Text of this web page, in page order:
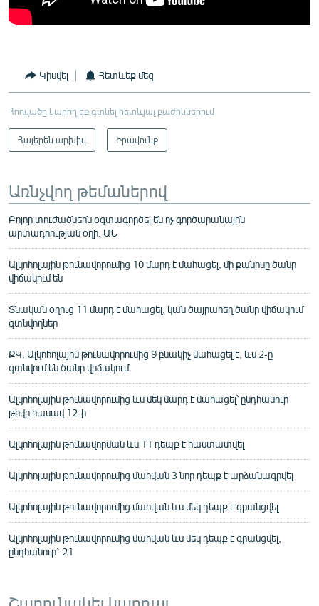
Կիսվել Հետևեք մեզ
Հոդվածը կարող եք գտնել հետևյալ բաժիններում
Հայերեն արխիվ Իրավունք
Առնչվող թեմաներով
Բոլոր տուժածներն օգտագործել են ոչ գործարանային
արտադրության օղի. ԱՆ
Ալկոհոլային թունավորումից 10 մարդ է մահացել, մի քանիսը ծանր
վիճակում են
Տնական օղուց 11 մարդ է մահացել, կան ծայրահեղ ծանր վիճակում
գտնվողներ
ՔԿ. Ալկոհոլային թունավորումից 9 բնակիչ մահացել է, ևս 2-ը
գտնվում են ծանր վիճակում
Ալկոհոլային թունավորումից ևս մեկ մարդ է մահացել՝ ընդհանուր
թիվը հասավ 12-ի
Ալկոհոլային թունավորման ևս 11 դեպք է հաստատվել
Ալկոհոլային թունավորումից մահվան 3 նոր դեպք է արձանագրվել
Ալկոհոլային թունավորումից մահվան ևս մեկ դեպք է գրանցվել
Ալկոհոլային թունավորումից մահվան ևս մեկ դեպք է գրանցվել,
ընդհանուր` 21